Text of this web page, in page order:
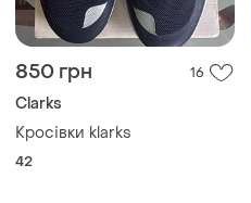
850 грн 16
Clarks
Кросівки klarks
42